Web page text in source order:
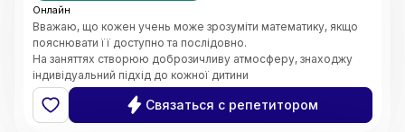
Онлайн
Вважаю, що кожен учень може зрозуміти математику, якщо
пояснювати її доступно та послідовно.
На заняттях створюю доброзичливу атмосферу, знаходжу
індивідуальний підхід до кожної дитини
та пояснюю навіть складні теми простими словами. Моє
завдання — не лише допомогти отримати високі оцінки,
а й сформувати логічне мислення, впевненість у власних
Связаться с репетитором